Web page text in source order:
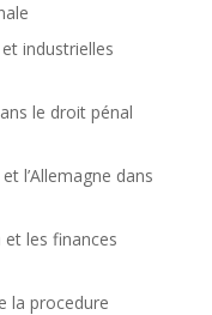
industrielles
le droit pénal
l’Allemagne dans
et les finances
la procedure